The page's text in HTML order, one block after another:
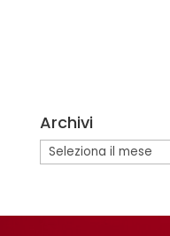
r
n
a
Archivi
Archivi